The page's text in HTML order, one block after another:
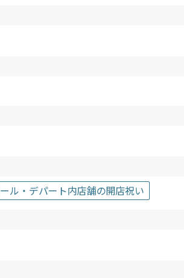
ル・デパート内店舗の開店祝い